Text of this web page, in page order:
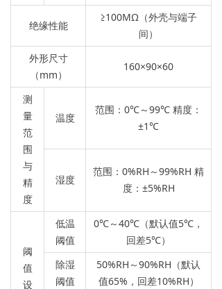
绝缘性能
≥100MΩ（外壳与端子
间）
外形尺寸
（mm）
160×90×60
测
量
范
围
与
精
度
温度
范围：0℃～99℃ 精度：
±1℃
湿度
范围：0%RH～99%RH 精
度：±5%RH
阈
值
设
低温
阈值
0℃～40℃（默认值5℃，
回差5℃）
除湿
阈值
50%RH～90%RH（默认
值65%，回差10%RH）